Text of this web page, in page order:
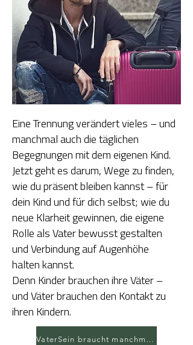
Eine Trennung verändert vieles – und
manchmal auch die täglichen
Begegnungen mit dem eigenen Kind.
Jetzt geht es darum, Wege zu finden,
wie du präsent bleiben kannst – für
dein Kind und für dich selbst; wie du
neue Klarheit gewinnen, die eigene
Rolle als Vater bewusst gestalten
und Verbindung auf Augenhöhe
halten kannst.
Denn Kinder brauchen ihre Väter –
und Väter brauchen den Kontakt zu
ihren Kindern.​​​
VaterSein braucht manchmal neue Wege